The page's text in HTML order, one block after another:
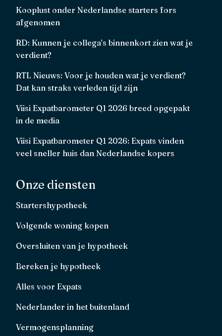
Kooplust onder Nederlandse starters fors
afgenomen
RD: Kunnen je collega’s binnenkort zien wat je
verdient?
RTL Nieuws: Voor je houden wat je verdient?
Dat kan straks verleden tijd zijn
Viisi Expatbarometer Q1 2026 breed opgepakt
in de media
Viisi Expatbarometer Q1 2026: Expats vinden
veel sneller huis dan Nederlandse kopers
Onze diensten
Startershypotheek
Volgende woning kopen
Oversluiten van je hypotheek
Bereken je hypotheek
Alles voor Expats
Nederlander in het buitenland
Vermogensplanning